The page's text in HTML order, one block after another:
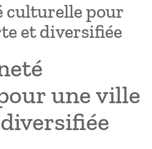
culturelle pour
et diversifiée
une ville